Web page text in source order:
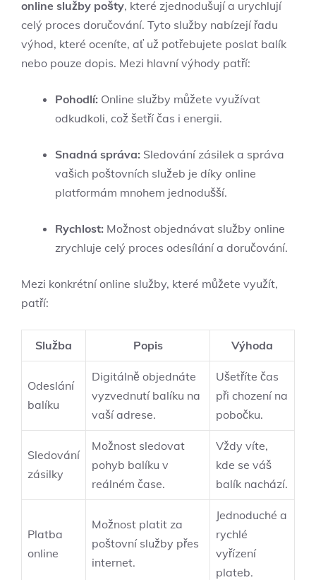
online služby pošty, které zjednodušují a urychlují
celý proces doručování. Tyto služby nabízejí řadu
výhod, které oceníte, ať už potřebujete poslat balík
nebo pouze dopis. Mezi hlavní výhody patří:
Pohodlí: Online služby můžete využívat
odkudkoli, což šetří čas i energii.
Snadná správa: Sledování zásilek a správa
vašich poštovních služeb je díky online
platformám mnohem jednodušší.
Rychlost: Možnost objednávat služby online
zrychluje celý proces odesílání a doručování.
Mezi konkrétní online služby, které můžete využít,
patří:
Služba Popis Výhoda
Odeslání
balíku
Digitálně objednáte
vyzvednutí balíku na
vaší adrese.
Ušetříte čas
při chození na
pobočku.
Sledování
zásilky
Možnost sledovat
pohyb balíku v
reálném čase.
Vždy víte,
kde se váš
balík nachází.
Platba
online
Možnost platit za
poštovní služby přes
internet.
Jednoduché a
rychlé
vyřízení
plateb.